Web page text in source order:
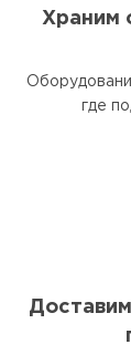
Храним
где